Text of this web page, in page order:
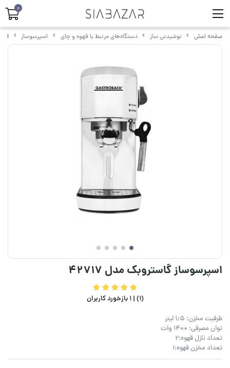
صفحه اصلی نوشیدنی ساز دستگاه‌های مرتبط با قهوه و چای اسپرسوساز
اسپرسوساز گاستروبک مدل 42717
(1) | 1 بازخورد کاربران
ظرفیت مخزن: ۱٫۵ لیتر
توان مصرفی: ۱۴۰۰ وات
تعداد نازل قهوه:2
تعداد مخزن قهوه:1
0